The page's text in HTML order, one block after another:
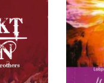
am
Horizont